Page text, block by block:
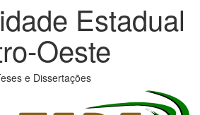
Estadual
Oeste
e Dissertações